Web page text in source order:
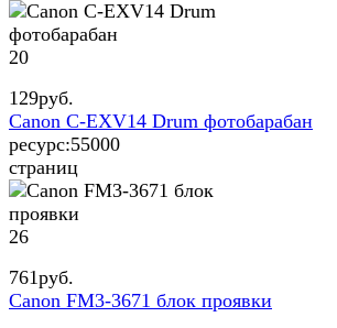
20
129руб.
Canon C-EXV14 Drum фотобарабан
ресурс:55000
страниц
26
761руб.
Canon FM3-3671 блок проявки